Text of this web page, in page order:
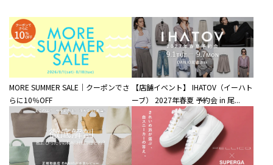
MORE SUMMER SALE｜クーポンでさ
らに10％OFF
【店舗イベント】 IHATOV（イーハト
ーブ） 2027年春夏 予約会 in 尾...